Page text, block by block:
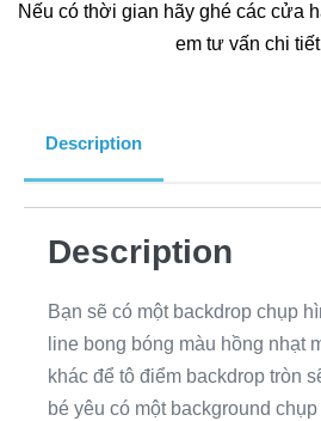
Nếu có thời gian hãy ghé các cửa
em tư vấn chi
Description
Description
Bạn sẽ có một backdrop chụp
line bong bóng màu hồng nhạt
khác để tô điểm backdrop tròn
bé yêu có một background